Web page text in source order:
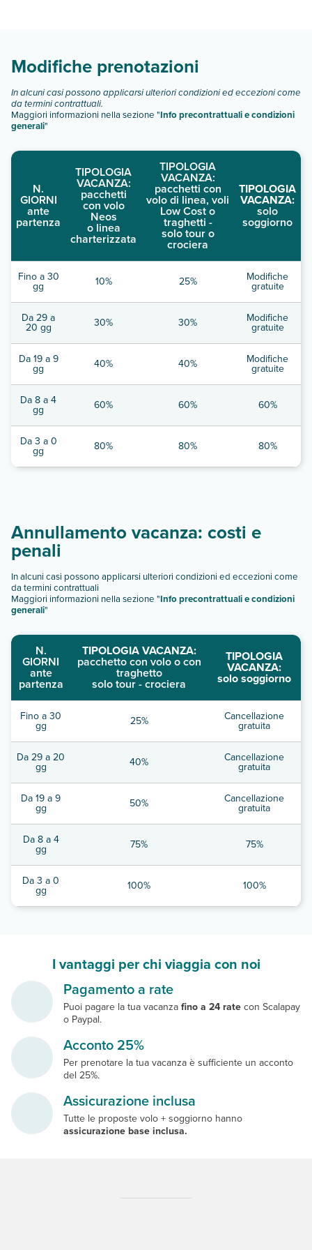
Modifiche prenotazioni
In alcuni casi possono applicarsi ulteriori condizioni ed eccezioni come
da termini contrattuali.
Maggiori informazioni nella sezione "Info precontrattuali e condizioni
generali"
N.
GIORNI
ante
partenza
TIPOLOGIA
VACANZA:
pacchetti
con volo
Neos
o linea
charterizzata
TIPOLOGIA
VACANZA:
pacchetti con
volo di linea, voli
Low Cost o
traghetti -
solo tour o
crociera
TIPOLOGIA
VACANZA:
solo
soggiorno
Fino a 30
gg 10% 25% Modifiche
gratuite
Da 29 a
20 gg 30% 30% Modifiche
gratuite
Da 19 a 9
gg 40% 40% Modifiche
gratuite
Da 8 a 4
gg 60% 60% 60%
Da 3 a 0
gg 80% 80% 80%
Annullamento vacanza: costi e
penali
In alcuni casi possono applicarsi ulteriori condizioni ed eccezioni come
da termini contrattuali
Maggiori informazioni nella sezione "Info precontrattuali e condizioni
generali"
N.
GIORNI
ante
partenza
TIPOLOGIA VACANZA:
pacchetto con volo o con
traghetto
solo tour - crociera
TIPOLOGIA
VACANZA:
solo soggiorno
Fino a 30
gg 25% Cancellazione
gratuita
Da 29 a 20
gg 40% Cancellazione
gratuita
Da 19 a 9
gg 50% Cancellazione
gratuita
Da 8 a 4
gg 75% 75%
Da 3 a 0
gg 100% 100%
I vantaggi per chi viaggia con noi
Pagamento a rate
Puoi pagare la tua vacanzafino a 24 ratecon Scalapay
o Paypal.
Acconto 25%
Per prenotare la tua vacanza è sufficiente un acconto
del 25%.
Assicurazione inclusa
Tutte le proposte volo + soggiorno hanno
assicurazione base inclusa.